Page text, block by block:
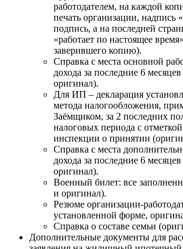
работодателем, на каждой
печать организации, надпись
подпись, а на последней
«работает по настоящее
заверившего копию).
Справка с места основной
дохода за последние 6
оригинал).
Для ИП – декларация
метода налогообложения,
Заёмщиком, за 2 последних
налоговых периода с
инспекции о принятии
Справка с места
дохода за последние 6
оригинал).
Военный билет: все
и оригинал).
Резюме организации-
установленной форме,
Справка о составе семьи
Дополнительные документы для